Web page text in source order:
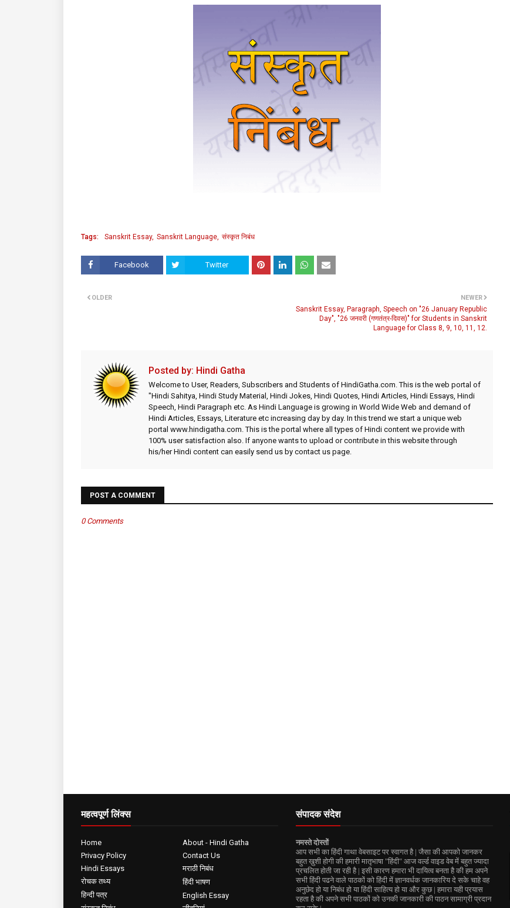
Tags: Sanskrit Essay Sanskrit Language संस्कृत निबंध
Facebook Twitter
NEWER
Sanskrit Essay, Paragraph, Speech on "26 January Republic
Day", "26 जनवरी (गणतंत्र-दिवस)" for Students in Sanskrit
Language for Class 8, 9, 10, 11, 12.
OLDER
Posted by: Hindi Gatha
Welcome to User, Readers, Subscribers and Students of HindiGatha.com. This is the web portal of
"Hindi Sahitya, Hindi Study Material, Hindi Jokes, Hindi Quotes, Hindi Articles, Hindi Essays, Hindi
Speech, Hindi Paragraph etc. As Hindi Language is growing in World Wide Web and demand of
Hindi Articles, Essays, Literature etc increasing day by day. In this trend we start a unique web
portal www.hindigatha.com. This is the portal where all types of Hindi content we provide with
100% user satisfaction also. If anyone wants to upload or contribute in this website through
his/her Hindi content can easily send us by contact us page.
POST A COMMENT
0 Comments
महत्वपूर्ण लिंक्स
Home
About - Hindi Gatha
Privacy Policy
Contact Us
Hindi Essays
मराठी निबंध
रोचक तथ्य
हिंदी भाषण
हिन्दी पत्र
English Essay
संपादक संदेश
नमस्ते दोस्तों
आप सभी का हिंदी गाथा वेबसाइट पर स्वागत है | जैसा की आपको जानकर
बहुत ख़ुशी होगी की हमारी मातृभाषा "हिंदी" आज वर्ल्ड वाइड वेब में बहुत ज्यादा
प्रचलित होती जा रही है | इसी कारण हमारा भी दायित्व बनता है की हम अपने
सभी हिंदी पढने वाले पाठकों को हिंदी में ज्ञानवर्धक जानकारिय दे सके चाहे वह
अनुछेद हो या निबंध हो या हिंदी साहित्य हो या और कुछ | हमारा यही प्रयास
रहता है की अपने सभी पाठकों को उनकी जानकारी की पाठन सामाग्री प्रदान